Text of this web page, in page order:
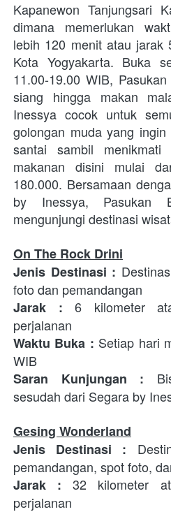
Kapanewon Tanjungsari
dimana memerlukan
lebih 120 menit atau jarak
Kota Yogyakarta. Buka
11.00-19.00 WIB,
siang hingga makan
Inessya cocok untuk
golongan muda yang
santai sambil
makanan disini mulai
180.000. Bersamaan
by Inessya, Pasukan
mengunjungi destinasi
On The Rock Drini
Jenis Destinasi :
foto dan pemandangan
Jarak : 6 kilometer
perjalanan
Waktu Buka : Setiap hari
WIB
Saran Kunjungan :
sesudah dari Segara by
Gesing Wonderland
Jenis Destinasi
:
pemandangan, spot foto,
Jarak : 32 kilometer
perjalanan